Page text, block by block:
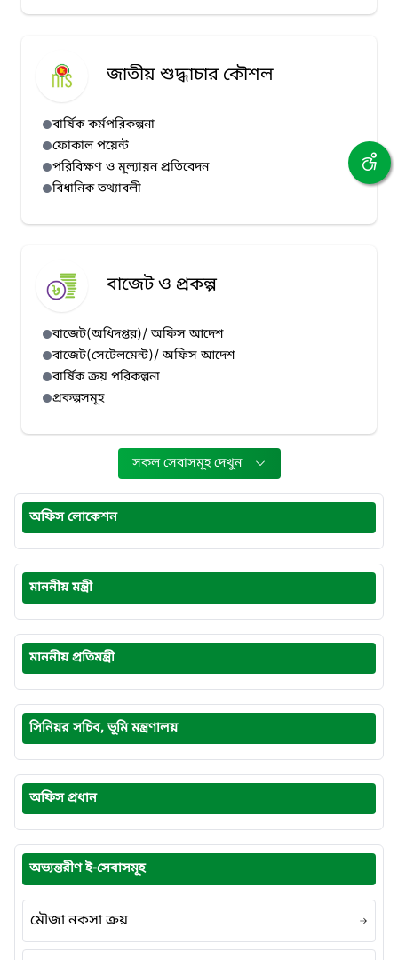
জাতীয় শুদ্ধাচার কৌশল
বার্ষিক কর্মপরিকল্পনা
ফোকাল পয়েন্ট
পরিবিক্ষণ ও মূল্যায়ন প্রতিবেদন
বিধানিক তথ্যাবলী
বাজেট ও প্রকল্প
বাজেট(অধিদপ্তর)/ অফিস আদেশ
বাজেট(সেটেলমেন্ট)/ অফিস আদেশ
বার্ষিক ক্রয় পরিকল্পনা
প্রকল্পসমূহ
সকল সেবাসমূহ দেখুন
অফিস লোকেশন
মাননীয় মন্ত্রী
মাননীয় প্রতিমন্ত্রী
সিনিয়র সচিব, ভূমি মন্ত্রণালয়
অফিস প্রধান
অভ্যন্তরীণ ই-সেবাসমূহ
মৌজা নকসা ক্রয়